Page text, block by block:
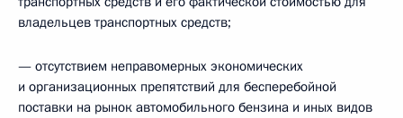
владельцев транспортных средств;
— отсутствием неправомерных экономических
и организационных препятствий для бесперебойной
поставки на рынок автомобильного бензина и иных видов